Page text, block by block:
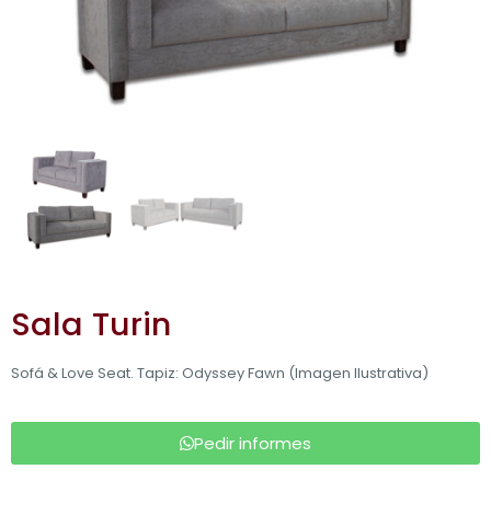
Sala Turin
Sofá & Love Seat. Tapiz: Odyssey Fawn (Imagen Ilustrativa)
Pedir informes